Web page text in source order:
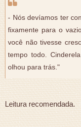
- Nós devíamos ter
fixamente para o
você não tivesse
tempo todo.
olhou para trás."
Leitura recomendada.